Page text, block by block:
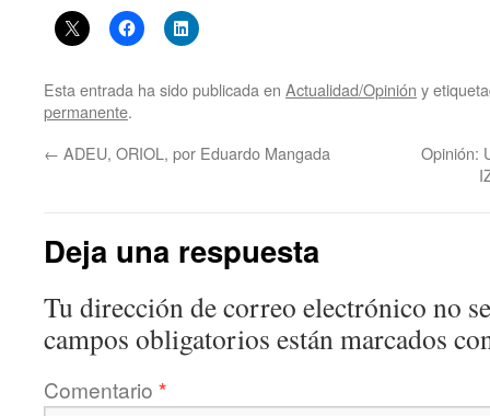
Esta entrada ha sido publicada en Actualidad/Opinión y
permanente.
← ADEU, ORIOL, por Eduardo Mangada
Opinión:
Deja una respuesta
Tu dirección de correo electrónico no
campos obligatorios están marcados
Comentario *